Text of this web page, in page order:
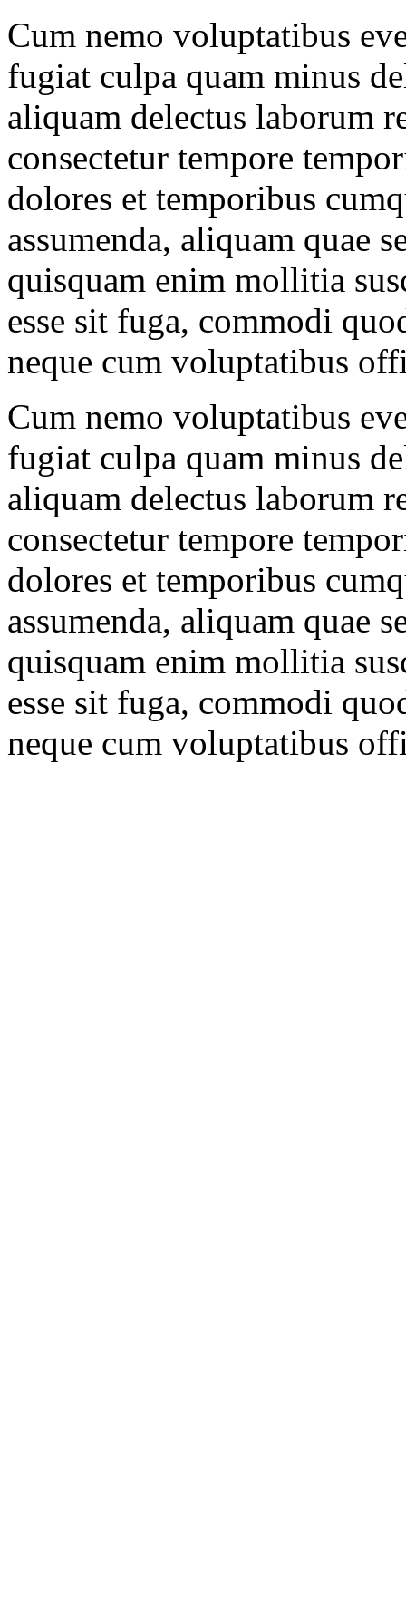
Cum nemo voluptatibus
fugiat culpa quam minus
aliquam delectus laborum
consectetur tempore
dolores et temporibus
assumenda, aliquam quae
quisquam enim mollitia
esse sit fuga, commodi
neque cum voluptatibus
Cum nemo voluptatibus
fugiat culpa quam minus
aliquam delectus laborum
consectetur tempore
dolores et temporibus
assumenda, aliquam quae
quisquam enim mollitia
esse sit fuga, commodi
neque cum voluptatibus